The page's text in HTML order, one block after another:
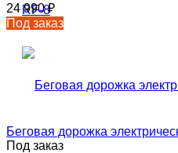
24 990₽
Под заказ
Беговая дорожка
Под заказ